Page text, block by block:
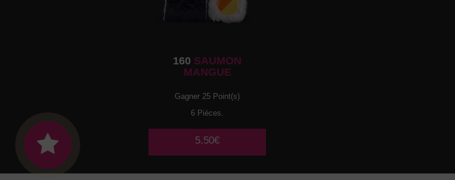
160 SAUMON
MANGUE
Gagner 25 Point(s)
6 Pièces.
5.50€